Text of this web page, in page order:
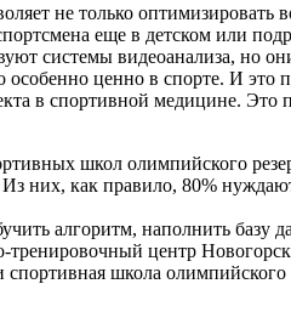
не только оптимизировать
еще в детском или
системы видеоанализа, но
ценно в спорте. И
в спортивной медицине.
школ олимпийского
них, как правило, 80%
алгоритм, наполнить базу
тренировочный центр
школа